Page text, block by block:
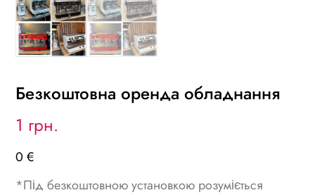
Безкоштовна оренда обладнання
1 грн.
0 €
*Під безкоштовною установкою розуміється